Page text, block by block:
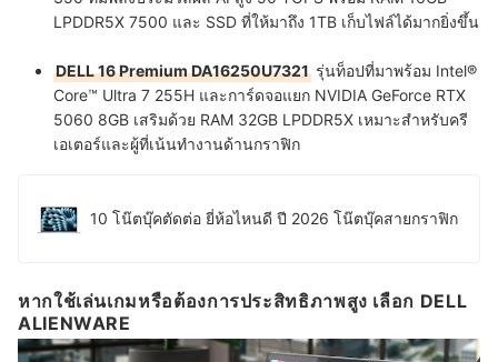
LPDDR5X 7500 และ SSD ที่ให้มาถึง 1TB เก็บไฟล์ได้มากยิ่งขึ้น
DELL 16 Premium DA16250U7321 รุ่นท็อปที่มาพร้อม Intel®
Core™ Ultra 7 255H และการ์ดจอแยก NVIDIA GeForce RTX
5060 8GB เสริมด้วย RAM 32GB LPDDR5X เหมาะสำหรับครี
เอเตอร์และผู้ที่เน้นทำงานด้านกราฟิก
10 โน๊ตบุ๊คตัดต่อ ยี่ห้อไหนดี ปี 2026 โน๊ตบุ๊คสายกราฟิก
หากใช้เล่นเกมหรือต้องการประสิทธิภาพสูง เลือก DELL
ALIENWARE